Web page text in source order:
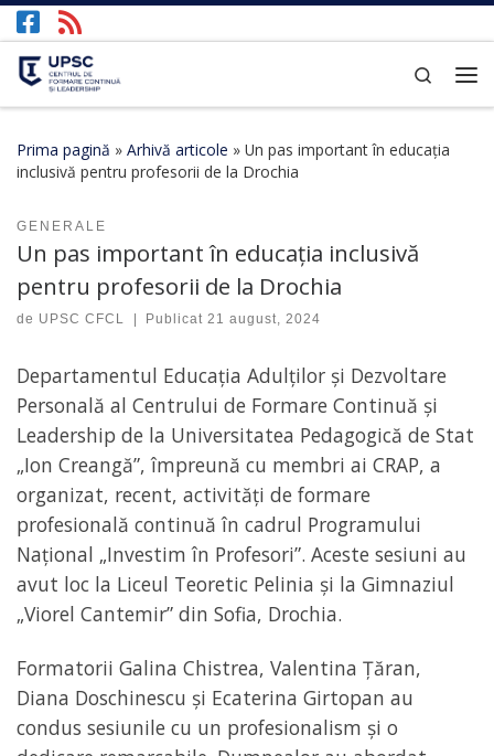
Afișează întregul conținut
Search
Prima pagină » Arhivă articole » Un pas important în educația
inclusivă pentru profesorii de la Drochia
GENERALE
Un pas important în educația inclusivă
pentru profesorii de la Drochia
de UPSC CFCL Publicat21 august, 2024
Departamentul Educația Adulților și Dezvoltare
Personală al Centrului de Formare Continuă și
Leadership de la Universitatea Pedagogică de Stat
„Ion Creangă”, împreună cu membri ai CRAP, a
organizat, recent, activități de formare
profesională continuă în cadrul Programului
Național „Investim în Profesori”. Aceste sesiuni au
avut loc la Liceul Teoretic Pelinia și la Gimnaziul
„Viorel Cantemir” din Sofia, Drochia.
Formatorii Galina Chistrea, Valentina Țăran,
Diana Doschinescu și Ecaterina Girtopan au
condus sesiunile cu un profesionalism și o